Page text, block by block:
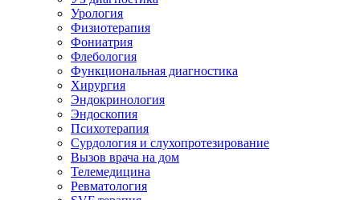
Урология
Физиотерапия
Фониатрия
Флебология
Функциональная диагностика
Хирургия
Эндокринология
Эндоскопия
Психотерапия
Сурдология и слухопротезирование
Вызов врача на дом
Телемедицина
Ревматология